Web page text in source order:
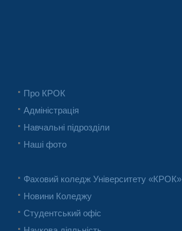
Про КРОК
Адміністрація
Навчальні підрозділи
Наші фото
Фаховий коледж Університету «КРОК»
Новини Коледжу
Студентський офіс